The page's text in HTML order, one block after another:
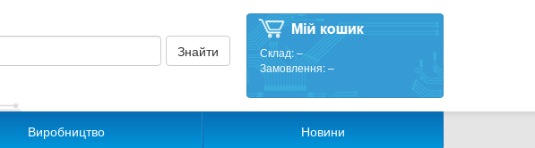
Склад:–
Замовлення:–
Виробництво Новини